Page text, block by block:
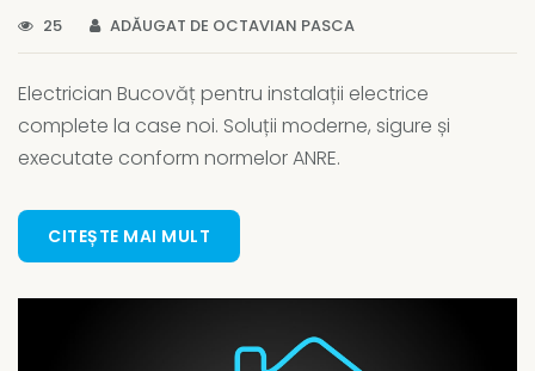
25 ADĂUGAT DE OCTAVIAN PASCA
Electrician Bucovăț pentru instalații electrice
complete la case noi. Soluții moderne, sigure și
executate conform normelor ANRE.
CITEȘTE MAI MULT